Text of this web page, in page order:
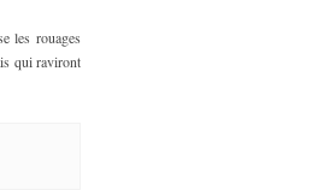
les rouages
qui raviront